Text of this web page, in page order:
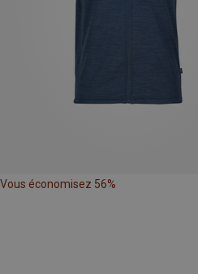
Vous économisez 56%